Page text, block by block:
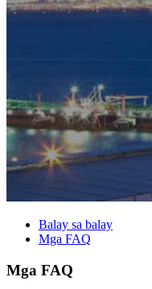
Balay sa balay
Mga FAQ
Mga FAQ